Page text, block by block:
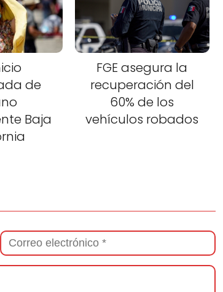
de
Baja
FGE asegura la
recuperación del
60% de los
vehículos robados